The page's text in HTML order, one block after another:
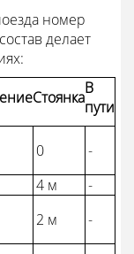
номер
делает
СтоянкаВ
пути
0
-
4 м
-
2 м
-